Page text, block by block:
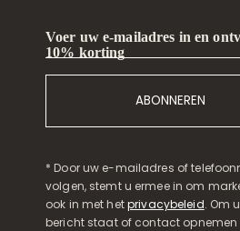
Voer uw e-mailadres in en
10% korting
ABONNEREN
* Door uw e-mailadres of
volgen, stemt u ermee in om
ook in met hetprivacybeleid. Om
bericht staat of contact